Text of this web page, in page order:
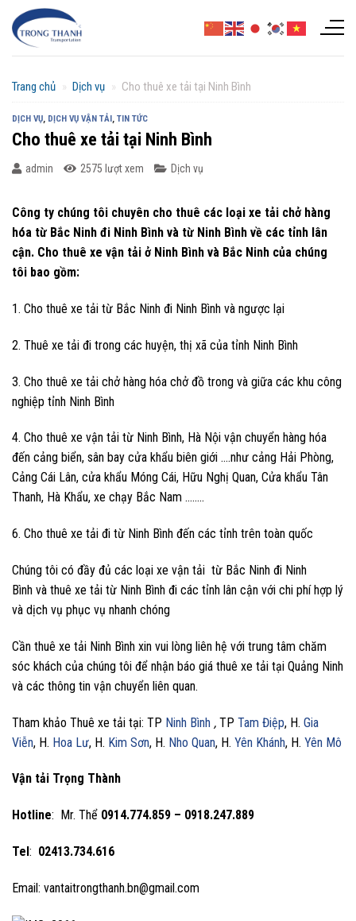
Chuyển
đến
Trang chủ » Dịch vụ » Cho thuê xe tải tại Ninh Bình
DỊCH VỤ, DỊCH VỤ VẬN TẢI, TIN TỨC
Cho thuê xe tải tại Ninh Bình
admin 2575 lượt xem Dịch vụ
Công ty chúng tôi chuyên cho thuê các loại xe tải chở hàng
hóa từ Bắc Ninh đi Ninh Bình và từ Ninh Bình về các tỉnh lân
cận. Cho thuê xe vận tải ở Ninh Bình và Bắc Ninh của chúng
tôi bao gồm:
1. Cho thuê xe tải từ Bắc Ninh đi Ninh Bình và ngược lại
2. Thuê xe tải đi trong các huyện, thị xã của tỉnh Ninh Bình
3. Cho thuê xe tải chở hàng hóa chở đồ trong và giữa các khu công
nghiệp tỉnh Ninh Bình
4. Cho thuê xe vận tải từ Ninh Bình, Hà Nội vận chuyển hàng hóa
đến cảng biển, sân bay cửa khẩu biên giới ….như cảng Hải Phòng,
Cảng Cái Lân, cửa khẩu Móng Cái, Hữu Nghị Quan, Cửa khẩu Tân
Thanh, Hà Khẩu, xe chạy Bắc Nam ……..
6. Cho thuê xe tải đi từ Ninh Bình đến các tỉnh trên toàn quốc
Chúng tôi có đầy đủ các loại xe vận tải từ Bắc Ninh đi Ninh
Bình và thuê xe tải từ Ninh Bình đi các tỉnh lân cận với chi phí hợp lý
và dịch vụ phục vụ nhanh chóng
Cần thuê xe tải Ninh Bình xin vui lòng liên hệ với trung tâm chăm
sóc khách của chúng tôi để nhận báo giá thuê xe tải tại Quảng Ninh
và các thông tin vận chuyển liên quan.
Tham khảo Thuê xe tải tại: TP Ninh Bình , TP Tam Điệp, H. Gia
Viễn, H. Hoa Lư, H. Kim Sơn, H. Nho Quan, H. Yên Khánh, H. Yên Mô
Vận tải Trọng Thành
Hotline: Mr. Thể 0914.774.859 – 0918.247.889
Tel: 02413.734.616
Email: vantaitrongthanh.bn@gmail.com